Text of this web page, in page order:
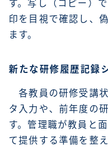
す。写し（コピー）
印を目視で確認し、
ます。
新たな研修履歴記録
各教員の研修受講
タ入力や、前年度の
す。管理職が教員と
て提供する準備を整え